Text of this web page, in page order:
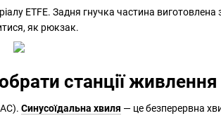
ETFE. Задня гнучка частина
як рюкзак.
станції живлення
Синусоїдальна хвиля — це безперервна